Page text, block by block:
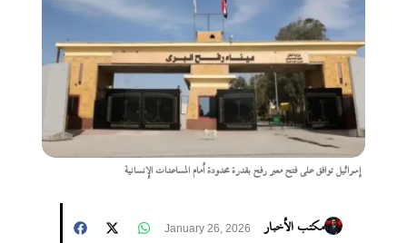
إسرائيل توافق على فتح معبر رفح بقدرة محدودة أمام المساعدات الإنسانية
مكتب الأخبار January 26, 2026